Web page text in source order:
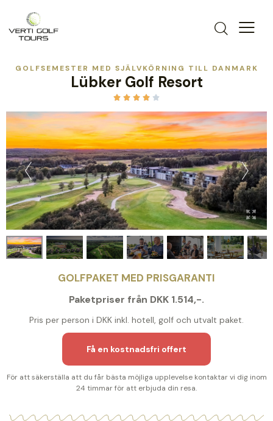
GOLFSEMESTER MED SJÄLVKÖRNING TILL DANMARK
Lübker Golf Resort
    
GOLFPAKET MED PRISGARANTI
Paketpriser från DKK 1.514,-.
Pris per person i DKK inkl. hotell, golf och utvalt paket.
Få en kostnadsfri offert
För att säkerställa att du får bästa möjliga upplevelse kontaktar vi dig inom
24 timmar för att erbjuda din resa.